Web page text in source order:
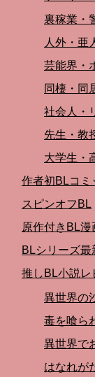
裏稼業・
人外・亜
芸能界・
同棲・同
社会人・
先生・教
大学生・
作者初BLコミ
スピンオフBL
原作付きBL漫
BLシリーズ
推しBL小説レ
異世界の
毒を喰ら
異世界で
はなれが